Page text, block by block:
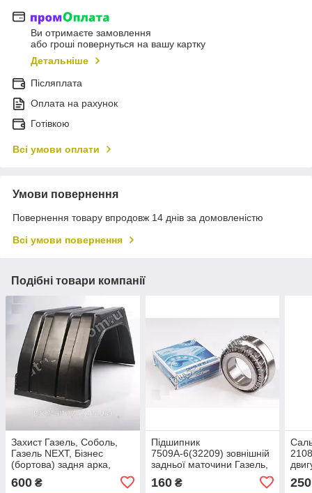
Ви отримаєте замовлення
або гроші повернуться на вашу картку
Детальніше
Післяплата
Оплата на рахунок
Готівкою
Всі умови оплати
Умови повернення
Повернення товару впродовж 14 днів за домовленістю
Всі умови повернення
Подібні товари компанії
Захист Газель, Соболь,
Газель NEXT, Бізнес
(бортова) задня арка,
крило)
600 ₴
Підшипник
7509А-6(32209) зовнішній
задньої маточини Газель,
Самара)
160₴
р.
250